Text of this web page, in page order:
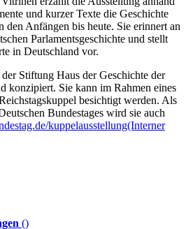
und kurzer Texte die Geschichte
den Anfängen bis heute. Sie erinnert an
Parlamentsgeschichte und stellt
in Deutschland vor.
Stiftung Haus der Geschichte der
konzipiert. Sie kann im Rahmen eines
besichtigt werden. Als
Bundestages wird sie auch
kuppelausstellung(Interner
()